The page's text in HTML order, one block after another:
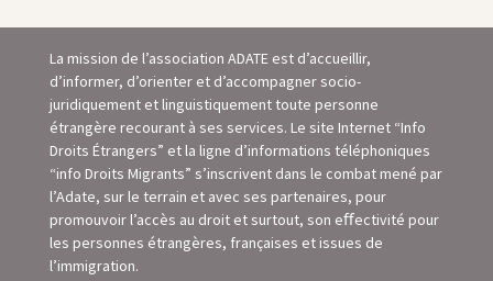
La mission de l’association ADATE est d’accueillir,
d’informer, d’orienter et d’accompagner socio-
juridiquement et linguistiquement toute personne
étrangère recourant à ses services. Le site Internet “Info
Droits Étrangers” et la ligne d’informations téléphoniques
“info Droits Migrants” s’inscrivent dans le combat mené par
l’Adate, sur le terrain et avec ses partenaires, pour
promouvoir l’accès au droit et surtout, son eﬀectivité pour
les personnes étrangères, françaises et issues de
l’immigration.